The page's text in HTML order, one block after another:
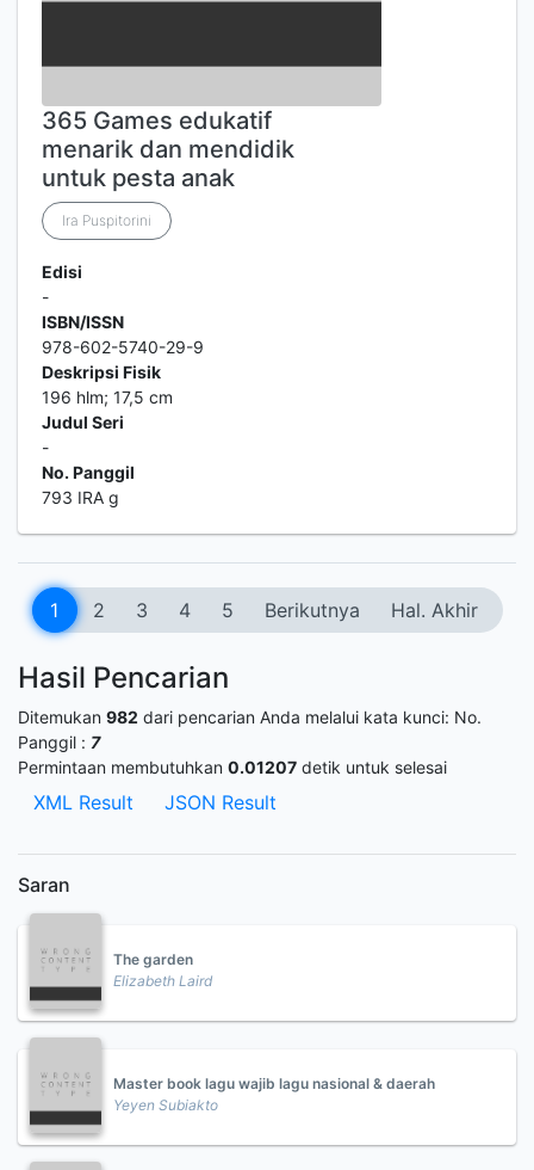
365 Games edukatif
menarik dan mendidik
untuk pesta anak
Ira Puspitorini
Edisi
-
ISBN/ISSN
978-602-5740-29-9
Deskripsi Fisik
196 hlm; 17,5 cm
Judul Seri
-
No. Panggil
793 IRA g
1 2 3 4 5 Berikutnya Hal. Akhir
Hasil Pencarian
Ditemukan 982 dari pencarian Anda melalui kata kunci: No.
Panggil : 7
Permintaan membutuhkan 0.01207 detik untuk selesai
XML Result JSON Result
Saran
The garden
Elizabeth Laird
Master book lagu wajib lagu nasional & daerah
Yeyen Subiakto